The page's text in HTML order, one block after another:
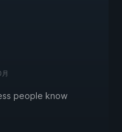
people know